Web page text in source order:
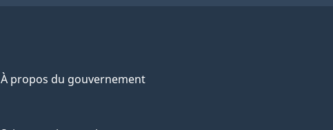
À propos du gouvernement